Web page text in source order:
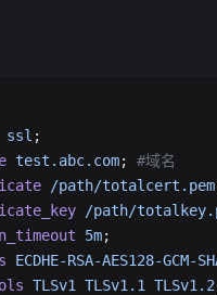
ssl ;
test.abc.com; #域名
/path/totalcert.pem
/path/
5m;
ECDHE-RSA-AES128-GCM-
TLSv1 TLSv1.1 TLSv1.2